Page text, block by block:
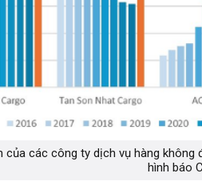
của các công ty dịch vụ hàng
hình báo